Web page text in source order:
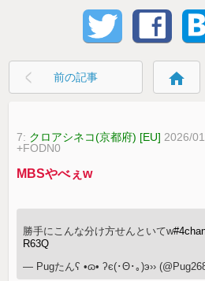
前の記事 home
7: クロアシネコ(京都府) [EU] 2026/
+FODN0
MBSやべぇw
勝手にこんな分け方せんといてw
R63Q
— Pugたんʕ •ɷ• ʔє(･Θ･｡)э››